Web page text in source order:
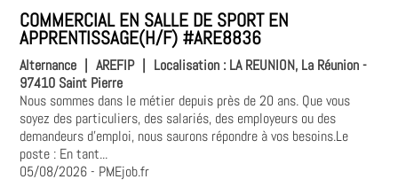
COMMERCIAL EN SALLE DE SPORT EN
APPRENTISSAGE(H/F) #ARE8836
Alternance | AREFIP | Localisation : LA REUNION, La Réunion -
97410 Saint Pierre
Nous sommes dans le métier depuis près de 20 ans. Que vous
soyez des particuliers, des salariés, des employeurs ou des
demandeurs d'emploi, nous saurons répondre à vos besoins.Le
poste : En tant...
05/08/2026- PMEjob.fr